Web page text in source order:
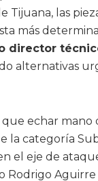
las
más
director
alternativas
echar mano
la categoría
el eje de
Aguirre